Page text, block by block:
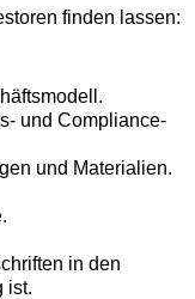
finden lassen:
und Compliance-
und Materialien.
in den
ist.